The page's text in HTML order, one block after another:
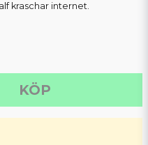
kraschar internet.
KÖP